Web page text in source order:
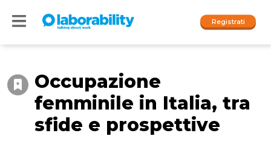
Registrati
I nostri social
Accedi
People
Occupazione
femminile in Italia, tra
sfide e prospettive